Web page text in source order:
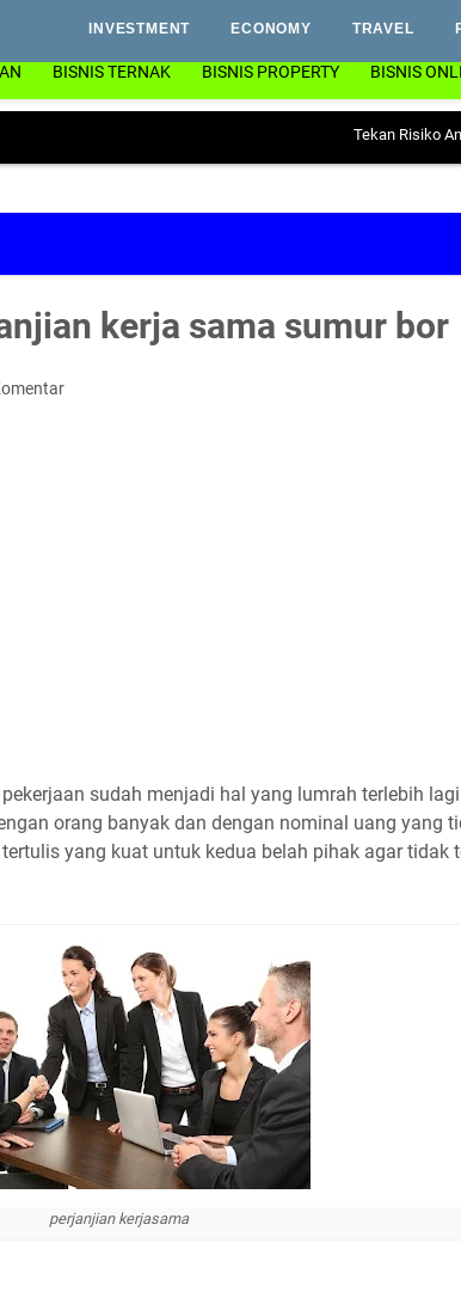
INVESTMENT ECONOMY TRAVEL
BISNIS TERNAK BISNIS PROPERTY BISNIS
Tekan Risiko Anemia,
kerja sama sumur bor
sudah menjadi hal yang lumrah terlebih
orang banyak dan dengan nominal uang yang
yang kuat untuk kedua belah pihak agar tidak
perjanjian kerjasama